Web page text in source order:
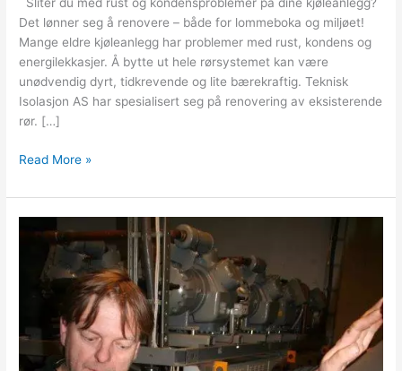
Sliter du med rust og kondensproblemer på dine kjøleanlegg?
Det lønner seg å renovere – både for lommeboka og miljøet!
Mange eldre kjøleanlegg har problemer med rust, kondens og
energilekkasjer. Å bytte ut hele rørsystemet kan være
unødvendig dyrt, tidkrevende og lite bærekraftig. Teknisk
Isolasjon AS har spesialisert seg på renovering av eksisterende
rør. […]
Read More »
borrelås